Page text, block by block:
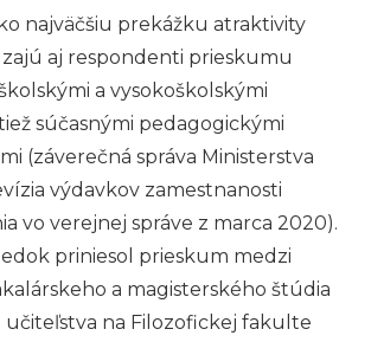
najväčšiu prekážku atraktivity
aj respondenti prieskumu
a vysokoškolskými
súčasnými pedagogickými
(záverečná správa Ministerstva
výdavkov zamestnanosti
vo verejnej správe z marca 2020).
priniesol prieskum medzi
a magisterského štúdia
učiteľstva na Filozofickej fakulte